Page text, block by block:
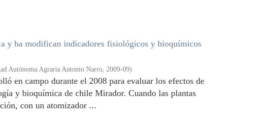
y ba modifican indicadores fisiológicos y bioquímicos
Autónoma Agraria Antonio Narro, 2009-09)
en campo durante el 2008 para evaluar los efectos de
y bioquímica de chile Mirador. Cuando las plantas
con un atomizador ...